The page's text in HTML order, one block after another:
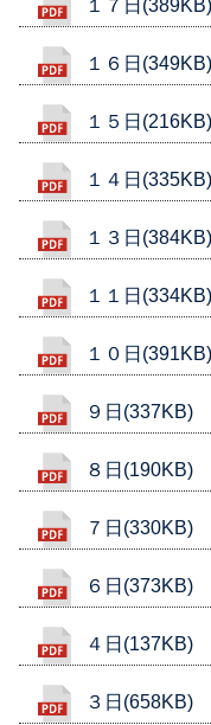
１７日(389KB)
１６日(349KB)
１５日(216KB)
１４日(335KB)
１３日(384KB)
１１日(334KB)
１０日(391KB)
９日(337KB)
８日(190KB)
７日(330KB)
６日(373KB)
４日(137KB)
３日(658KB)